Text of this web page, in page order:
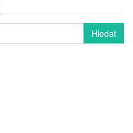
Hledat